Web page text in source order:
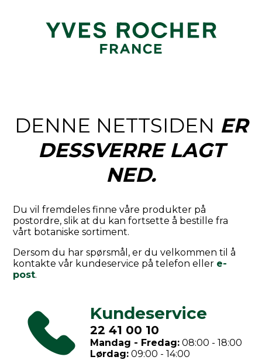
DENNE NETTSIDEN ER
DESSVERRE LAGT
NED.
Du vil fremdeles finne våre produkter på
postordre, slik at du kan fortsette å bestille fra
vårt botaniske sortiment.
Dersom du har spørsmål, er du velkommen til å
kontakte vår kundeservice på telefon eller e-
post.
Kundeservice
22 41 00 10
Mandag - Fredag:08:00 - 18:00
Lørdag:09:00 - 14:00